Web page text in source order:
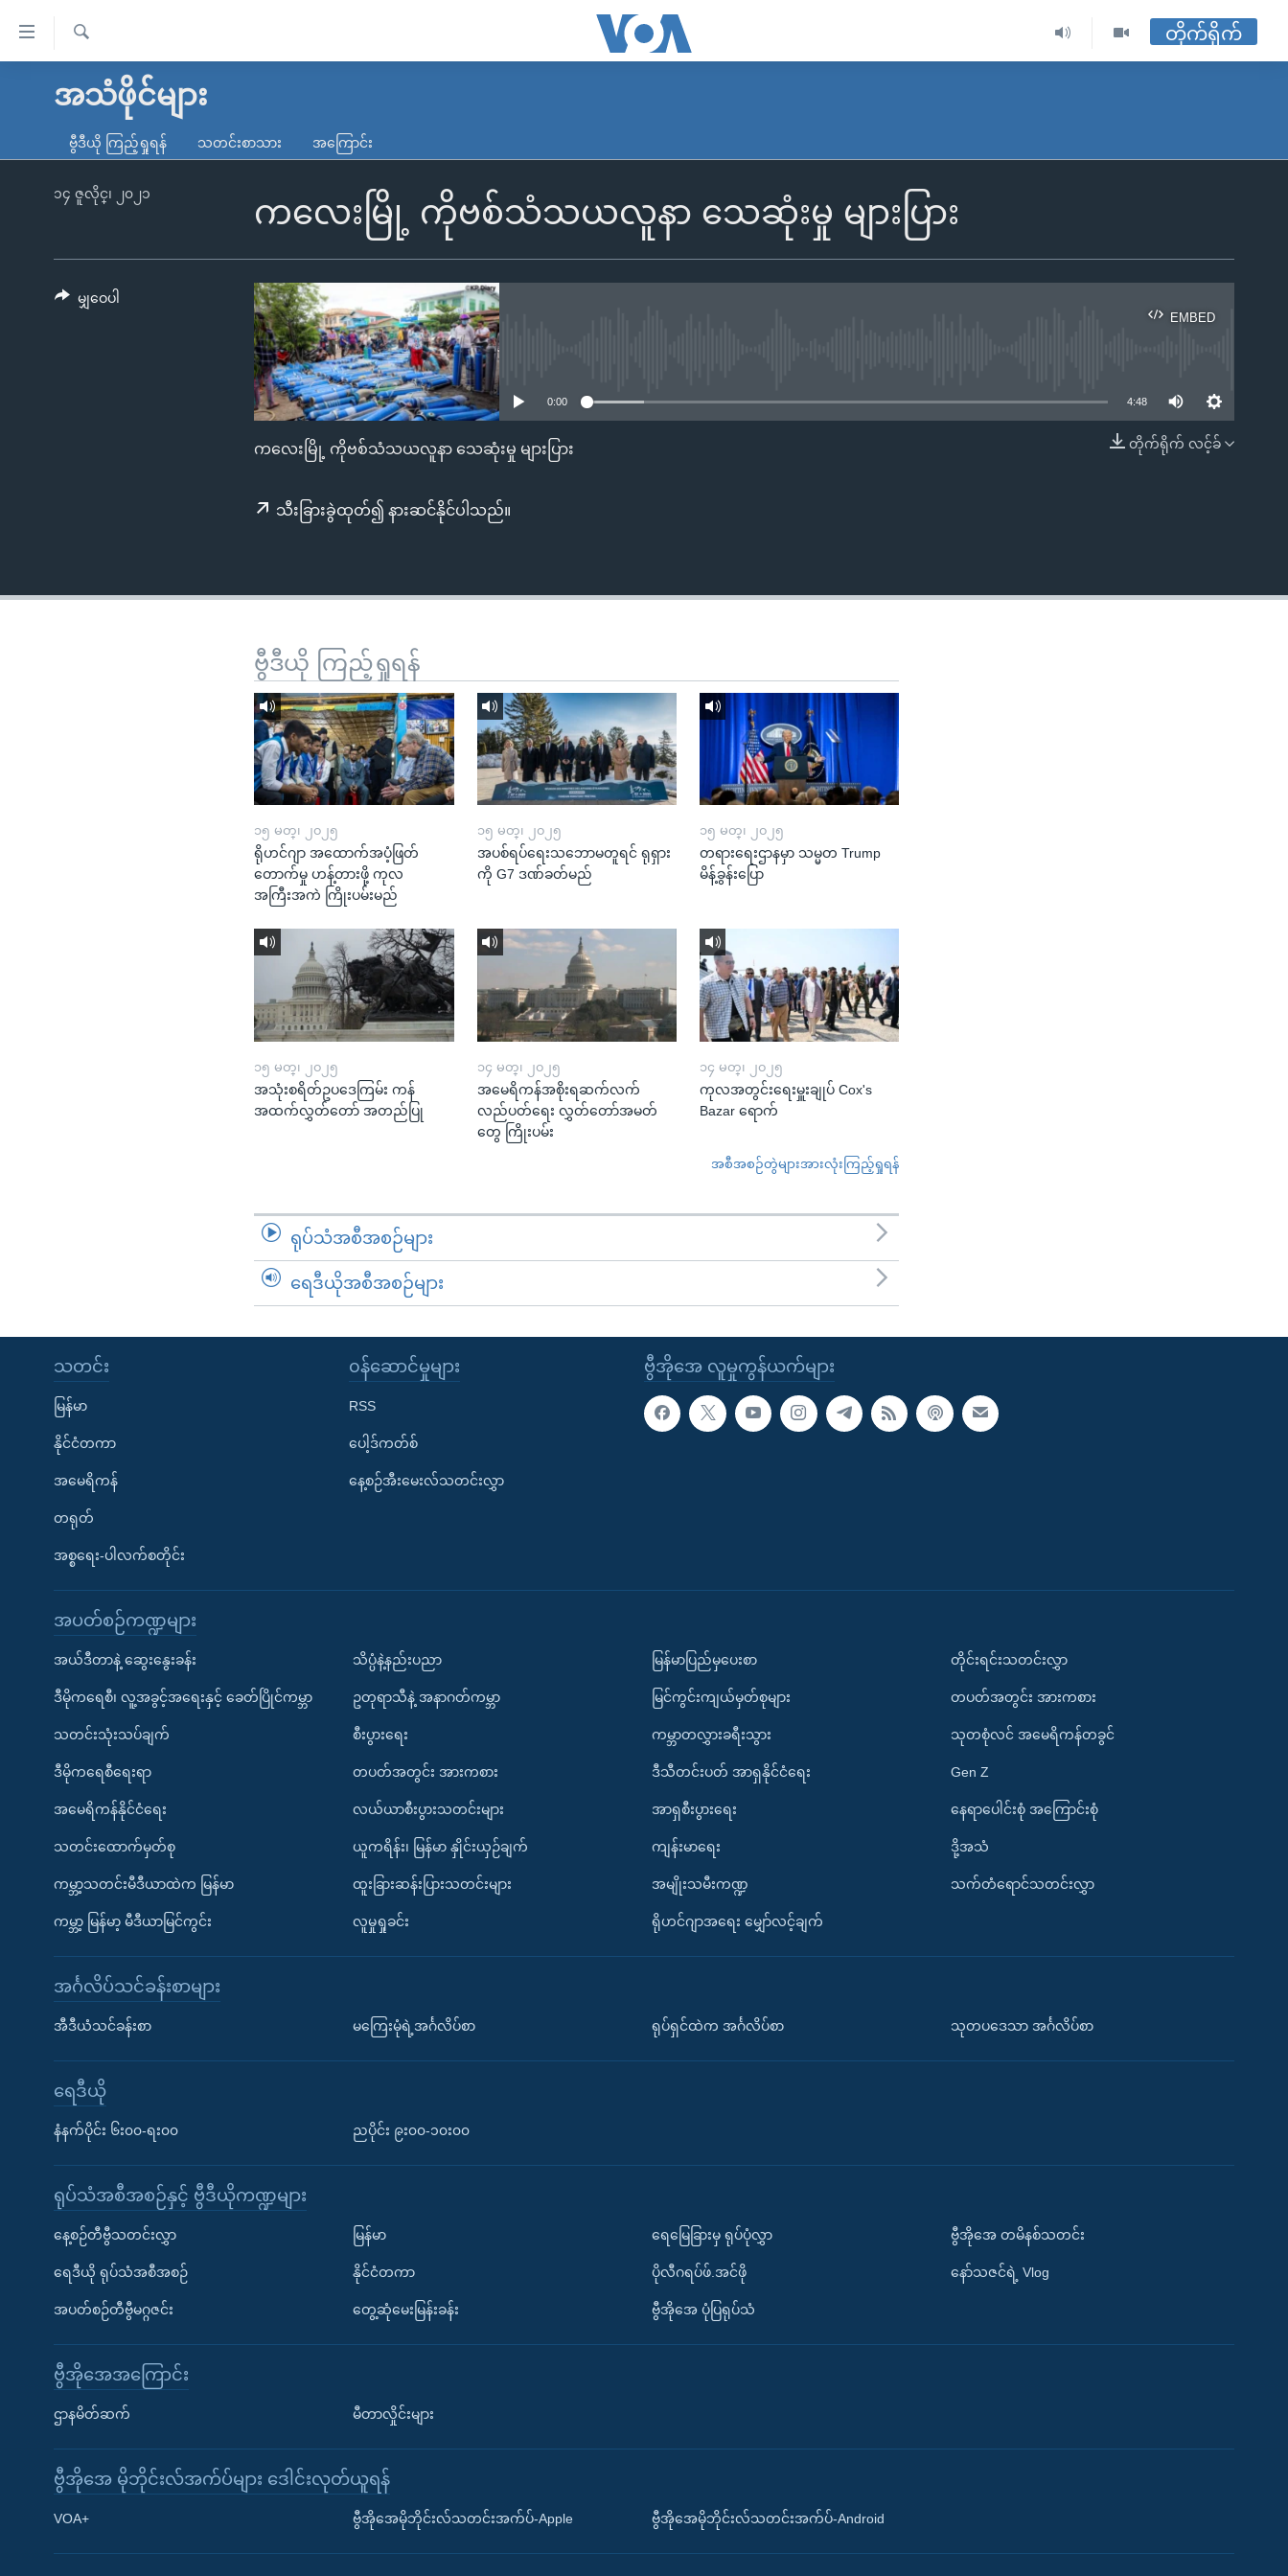
လွယ်ကူ
သည့်
မူလစာမျက်နှာ
ကမ္ဘာ့သတင်းများ
နိုင်ငံတကာ
တရုတ်
အစ္စရေး-ပါလက်စတိုင်း
ရပ်ဝန်းတခု လမ်းတခု အလွန်
အင်္ဂလိပ်စာလေ့လာမယ်
Learning English
ရ
တိုက်ရိုက်
အသံဖိုင်များ
ဗွီဒီယို ကြည့်ရှုရန် သတင်းစာသား အကြောင်း
ကလေးမြို့ ကိုဗစ်သံသယလူနာ သေဆုံးမှု များပြား
၁၄ ဇူလိုင္၊ ၂၀၂၁
EMBED
EMBED
0:00 4:48
တိုက်ရိုက် လင့်ခ်
ကလေးမြို့ ကိုဗစ်သံသယလူနာ သေဆုံးမှု များပြား
သီးခြားခွဲထုတ်၍ နားဆင်နိုင်ပါသည်။
မျှဝေပါ
ဗွီဒီယို ကြည့်ရှုရန်
၁၅ မတ္၊ ၂၀၂၅
ရိုဟင်ဂျာ အထောက်အပံ့ဖြတ်
တောက်မှု ဟန့်တားဖို့ ကုလ
အကြီးအကဲ ကြိုးပမ်းမည်
၁၅ မတ္၊ ၂၀၂၅
အပစ်ရပ်ရေးသဘောမတူရင် ရုရှား
ကို G7 ဒဏ်ခတ်မည်
၁၅ မတ္၊ ၂၀၂၅
တရားရေးဌာနမှာ သမ္မတ Trump
မိန့်ခွန်းပြော
၁၅ မတ္၊ ၂၀၂၅
အသုံးစရိတ်ဥပဒေကြမ်း ကန်
အထက်လွှတ်တော် အတည်ပြု
၁၄ မတ္၊ ၂၀၂၅
အမေရိကန်အစိုးရဆက်လက်
လည်ပတ်ရေး လွှတ်တော်အမတ်
တွေ ကြိုးပမ်း
၁၄ မတ္၊ ၂၀၂၅
ကုလအတွင်းရေးမှူးချုပ် Cox's
Bazar ရောက်
အစီအစဉ်တွဲများအားလုံးကြည့်ရှုရန်
ရုပ်သံအစီအစဉ်များ
ရေဒီယိုအစီအစဉ်များ
ဗွီအိုအေ လူမှုကွန်ယက်များ
သတင်း
မြန်မာ
နိုင်ငံတကာ
အမေရိကန်
တရုတ်
အစ္စရေး-ပါလက်စတိုင်း
၀န်ဆောင်မှုများ
RSS
ပေါ့ဒ်ကတ်စ်
နေ့စဉ်အီးမေးလ်သတင်းလွှာ
အပတ်စဉ်ကဏ္ဍများ
အယ်ဒီတာနဲ့ ဆွေးနွေးခန်း
ဒီမိုကရေစီ၊ လူ့အခွင့်အရေးနှင့် ခေတ်ပြိုင်ကမ္ဘာ
သတင်းသုံးသပ်ချက်
ဒီမိုကရေစီရေးရာ
အမေရိကန်နိုင်ငံရေး
သတင်းထောက်မှတ်စု
ကမ္ဘာ့သတင်းမီဒီယာထဲက မြန်မာ
ကမ္ဘာ့ မြန်မာ့ မီဒီယာမြင်ကွင်း
သိပ္ပံနဲ့နည်းပညာ
ဥတုရာသီနဲ့ အနာဂတ်ကမ္ဘာ
စီးပွားရေး
တပတ်အတွင်း အားကစား
လယ်ယာစီးပွားသတင်းများ
ယူကရိန်း၊ မြန်မာ နှိုင်းယှဉ်ချက်
ထူးခြားဆန်းပြားသတင်းများ
လူမှုရှုခင်း
မြန်မာပြည်မှပေးစာ
မြင်ကွင်းကျယ်မှတ်စုများ
ကမ္ဘာတလွှားခရီးသွား
ဒီသီတင်းပတ် အာရှနိုင်ငံရေး
အာရှစီးပွားရေး
ကျန်းမာရေး
အမျိုးသမီးကဏ္ဍ
ရိုဟင်ဂျာအရေး မျှော်လင့်ချက်
တိုင်းရင်းသတင်းလွှာ
တပတ်အတွင်း အားကစား
သုတစုံလင် အမေရိကန်တခွင်
Gen Z
နေရာပေါင်းစုံ အကြောင်းစုံ
ဒို့အသံ
သက်တံရောင်သတင်းလွှာ
အင်္ဂလိပ်သင်ခန်းစာများ
အီဒီယံသင်ခန်းစာ မကြေးမုံရဲ့အင်္ဂလိပ်စာ ရုပ်ရှင်ထဲက အင်္ဂလိပ်စာ သုတပဒေသာ အင်္ဂလိပ်စာ
ရေဒီယို
နံနက်ပိုင်း ၆း၀၀-ရး၀၀ ညပိုင်း ၉း၀၀-၁၀း၀၀
ရုပ်သံအစီအစဉ်နှင့် ဗွီဒီယိုကဏ္ဍများ
နေ့စဉ်တီဗွီသတင်းလွှာ
ရေဒီယို ရုပ်သံအစီအစဉ်
အပတ်စဉ်တီဗွီမဂ္ဂဇင်း
မြန်မာ
နိုင်ငံတကာ
တွေ့ဆုံမေးမြန်းခန်း
ရေမြေခြားမှ ရုပ်ပုံလွှာ
ပိုလီဂရပ်ဖ်.အင်ဖို
ဗွီအိုအေ ပုံပြရုပ်သံ
ဗွီအိုအေ တမိနစ်သတင်း
နော်သဇင်ရဲ့ Vlog
ဗွီအိုအေအကြောင်း
ဌာနမိတ်ဆက် မီတာလှိုင်းများ
ဗွီအိုအေ မိုဘိုင်းလ်အက်ပ်များ ဒေါင်းလုတ်ယူရန်
VOA+ ဗွီအိုအေမိုဘိုင်းလ်သတင်းအက်ပ်-Apple ဗွီအိုအေမိုဘိုင်းလ်သတင်းအက်ပ်-Android